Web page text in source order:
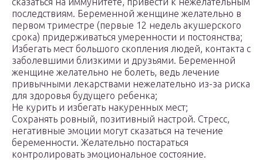
последствиям. Беременной женщине желательно в
первом триместре (первые 12 недель акушерского
срока) придерживаться умеренности и постоянства;
Избегать мест большого скопления людей, контакта с
заболевшими близкими и друзьями. Беременной
женщине желательно не болеть, ведь лечение
привычными лекарствами нежелательно из-за риска
для здоровья будущего ребенка;
Не курить и избегать накуренных мест;
Сохранять ровный, позитивный настрой. Стресс,
негативные эмоции могут сказаться на течение
беременности. Желательно постараться
контролировать эмоциональное состояние.